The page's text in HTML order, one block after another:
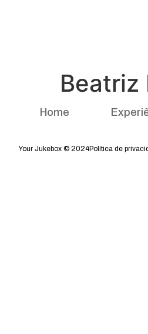
Beatriz
Home
Your Jukebox © 2024Política de